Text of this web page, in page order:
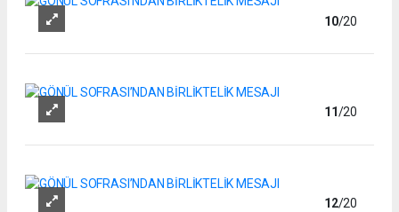
10/20
11/20
12/20